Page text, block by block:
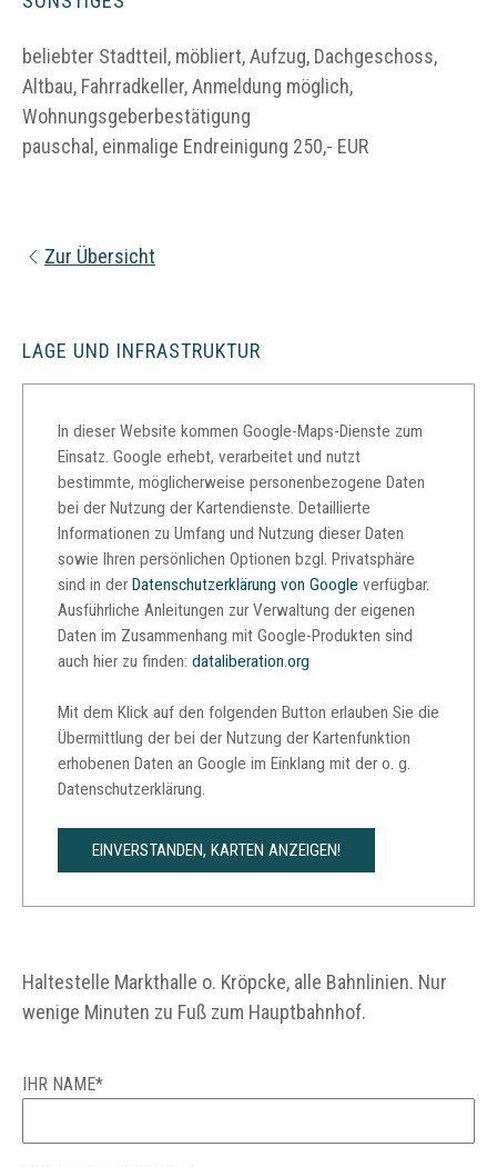
beliebter Stadtteil, möbliert, Aufzug, Dachgeschoss,
Altbau, Fahrradkeller, Anmeldung möglich,
Wohnungsgeberbestätigung
pauschal, einmalige Endreinigung 250,- EUR
Zur Übersicht
LAGE UND INFRASTRUKTUR
In dieser Website kommen Google-Maps-Dienste zum
Einsatz. Google erhebt, verarbeitet und nutzt
bestimmte, möglicherweise personenbezogene Daten
bei der Nutzung der Kartendienste. Detaillierte
Informationen zu Umfang und Nutzung dieser Daten
sowie Ihren persönlichen Optionen bzgl. Privatsphäre
sind in der Datenschutzerklärung von Google verfügbar.
Ausführliche Anleitungen zur Verwaltung der eigenen
Daten im Zusammenhang mit Google-Produkten sind
auch hier zu finden: dataliberation.org
Mit dem Klick auf den folgenden Button erlauben Sie die
Übermittlung der bei der Nutzung der Kartenfunktion
erhobenen Daten an Google im Einklang mit der o. g.
Datenschutzerklärung.
EINVERSTANDEN, KARTEN ANZEIGEN!
Haltestelle Markthalle o. Kröpcke, alle Bahnlinien. Nur
wenige Minuten zu Fuß zum Hauptbahnhof.
IHR NAME*